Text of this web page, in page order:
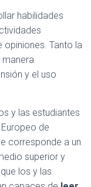
habilidades
opiniones. Tanto la
y el uso
y las estudiantes
de
corresponde a un
superior y
los y las